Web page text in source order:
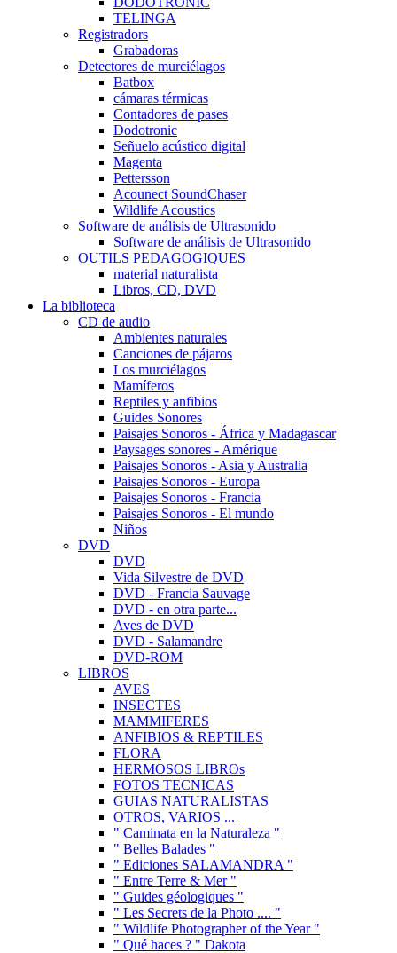
TELINGA
Registradors
Grabadoras
Detectores de murciélagos
Batbox
cámaras térmicas
Contadores de pases
Dodotronic
Señuelo acústico digital
Magenta
Pettersson
Acounect SoundChaser
Wildlife Acoustics
Software de análisis de Ultrasonido
Software de análisis de Ultrasonido
OUTILS PEDAGOGIQUES
material naturalista
Libros, CD, DVD
La biblioteca
CD de audio
Ambientes naturales
Canciones de pájaros
Los murciélagos
Mamíferos
Reptiles y anfibios
Guides Sonores
Paisajes Sonoros - África y Madagascar
Paysages sonores - Amérique
Paisajes Sonoros - Asia y Australia
Paisajes Sonoros - Europa
Paisajes Sonoros - Francia
Paisajes Sonoros - El mundo
Niños
DVD
DVD
Vida Silvestre de DVD
DVD - Francia Sauvage
DVD - en otra parte...
Aves de DVD
DVD - Salamandre
DVD-ROM
LIBROS
AVES
INSECTES
MAMMIFERES
ANFIBIOS & REPTILES
FLORA
HERMOSOS LIBROs
FOTOS TECNICAS
GUIAS NATURALISTAS
OTROS, VARIOS ...
" Caminata en la Naturaleza "
" Belles Balades "
" Ediciones SALAMANDRA "
" Entre Terre & Mer "
" Guides géologiques "
" Les Secrets de la Photo .... "
" Wildlife Photographer of the Year "
" Qué haces ? " Dakota